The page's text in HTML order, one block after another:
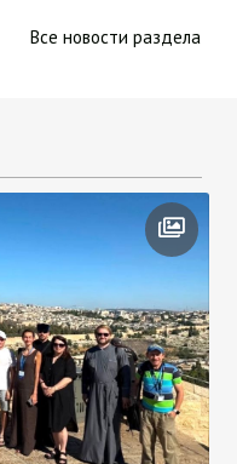
Все новости раздела